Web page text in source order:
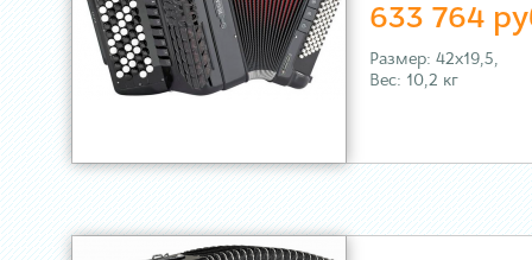
633 764
Размер: 42х19,5,
Вес: 10,2 кг